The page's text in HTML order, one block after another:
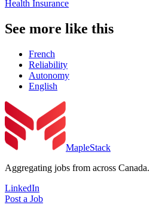
Health Insurance
See more like this
French
Reliability
Autonomy
English
MapleStack
Aggregating jobs from across Canada.
LinkedIn
Post a Job